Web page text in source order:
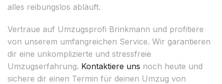
alles reibungslos abläuft.
Vertraue auf Umzugsprofi Brinkmann und profitiere
von unserem umfangreichen Service. Wir garantieren
dir eine unkomplizierte und stressfreie
Umzugserfahrung. Kontaktiere uns noch heute und
sichere dir einen Termin für deinen Umzug von